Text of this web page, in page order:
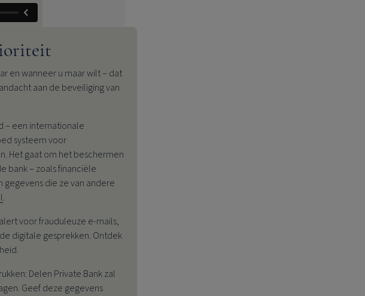
en wanneer u maar wilt – dat
aan de beveiliging van
– een internationale
systeem voor
Het gaat om het beschermen
bank – zoals financiële
die ze van andere
.
voor frauduleuze e-mails,
digitale gesprekken. Ontdek
Delen Private Bankzal
Geef deze gegevens